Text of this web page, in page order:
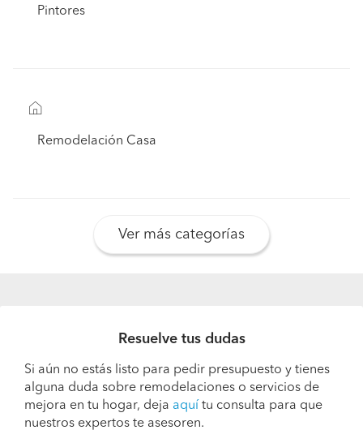
Pintores
Remodelación Casa
Ver más categorías
Resuelve tus dudas
Si aún no estás listo para pedir presupuesto y tienes
alguna duda sobre remodelaciones o servicios de
mejora en tu hogar, deja aquí tu consulta para que
nuestros expertos te asesoren.